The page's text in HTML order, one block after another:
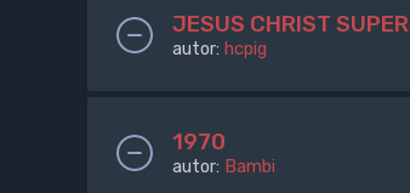
JESUS CHRIST
autor: hcpig
1970
autor: Bambi